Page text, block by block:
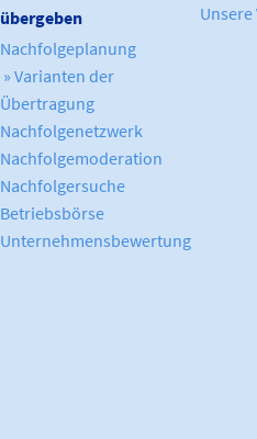
übergeben
Nachfolgeplanung
» Varianten der
Übertragung
Nachfolgenetzwerk
Nachfolgemoderation
Nachfolgersuche
Betriebsbörse
Unternehmensbewertung